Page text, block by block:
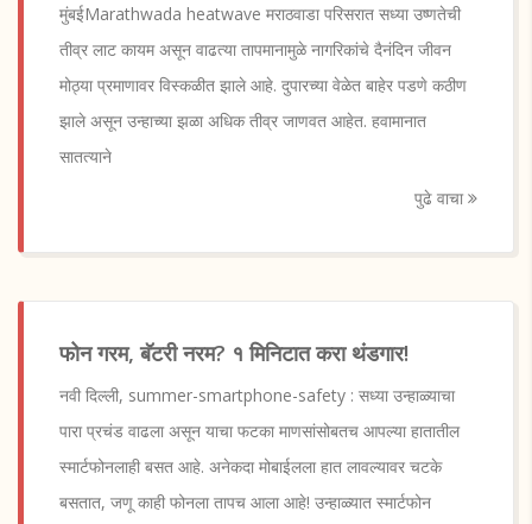
मुंबईMarathwada heatwave मराठवाडा परिसरात सध्या उष्णतेची
तीव्र लाट कायम असून वाढत्या तापमानामुळे नागरिकांचे दैनंदिन जीवन
मोठ्या प्रमाणावर विस्कळीत झाले आहे. दुपारच्या वेळेत बाहेर पडणे कठीण
झाले असून उन्हाच्या झळा अधिक तीव्र जाणवत आहेत. हवामानात
सातत्याने
पुढे वाचा
फोन गरम, बॅटरी नरम? १ मिनिटात करा थंडगार!
नवी दिल्ली, summer-smartphone-safety : सध्या उन्हाळ्याचा
पारा प्रचंड वाढला असून याचा फटका माणसांसोबतच आपल्या हातातील
स्मार्टफोनलाही बसत आहे. अनेकदा मोबाईलला हात लावल्यावर चटके
बसतात, जणू काही फोनला तापच आला आहे! उन्हाळ्यात स्मार्टफोन